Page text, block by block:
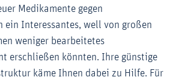
Medikamente gegen
ein Interessantes, well von großen
weniger bearbeitetes
erschließen könnten. Ihre günstige
käme Ihnen dabei zu Hilfe. Für